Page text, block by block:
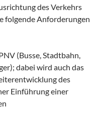
des Verkehrs
folgende Anforderungen
(Busse, Stadtbahn,
dabei wird auch das
des
Einführung einer